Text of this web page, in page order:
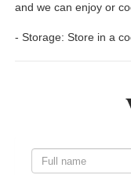
and we can enjoy or
- Storage: Store in a